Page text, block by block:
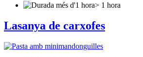
> 1 hora
Lasanya de carxofes